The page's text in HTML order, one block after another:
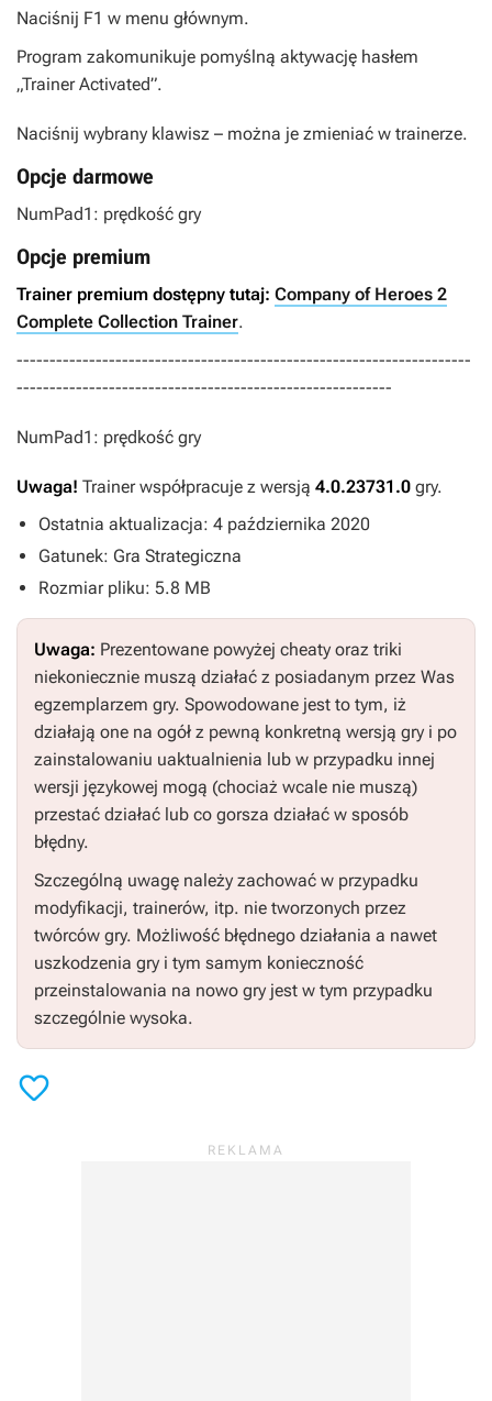
Naciśnij F1 w menu głównym.
Program zakomunikuje pomyślną aktywację hasłem
„Trainer Activated”.
Naciśnij wybrany klawisz – można je zmieniać w trainerze.
Opcje darmowe
NumPad1: prędkość gry
Opcje premium
Trainer premium dostępny tutaj: Company of Heroes 2
Complete Collection Trainer.
---------------------------------------------------------------------
---------------------------------------------------------
NumPad1: prędkość gry
Uwaga! Trainer współpracuje z wersją 4.0.23731.0 gry.
Ostatnia aktualizacja: 4 października 2020
Gatunek: Gra Strategiczna
Rozmiar pliku: 5.8 MB
Uwaga: Prezentowane powyżej cheaty oraz triki
niekoniecznie muszą działać z posiadanym przez Was
egzemplarzem gry. Spowodowane jest to tym, iż
działają one na ogół z pewną konkretną wersją gry i po
zainstalowaniu uaktualnienia lub w przypadku innej
wersji językowej mogą (chociaż wcale nie muszą)
przestać działać lub co gorsza działać w sposób
błędny.
Szczególną uwagę należy zachować w przypadku
modyfikacji, trainerów, itp. nie tworzonych przez
twórców gry. Możliwość błędnego działania a nawet
uszkodzenia gry i tym samym konieczność
przeinstalowania na nowo gry jest w tym przypadku
szczególnie wysoka.
